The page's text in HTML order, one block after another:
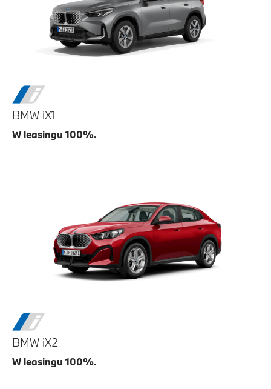
BMW iX1
W leasingu 100%.
BMW iX2
W leasingu 100%.